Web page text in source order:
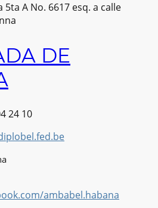
A No. 6617 esq. a calle
DE
24 10
ambabel.habana